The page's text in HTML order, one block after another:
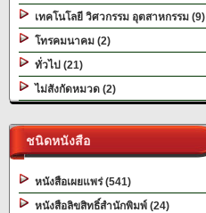
เทคโนโลยี วิศวกรรม อุตสาหกรรม (9)
โทรคมนาคม (2)
ทั่วไป (21)
ไม่สังกัดหมวด (2)
ชนิดหนังสือ
หนังสือเผยแพร่ (541)
หนังสือลิขสิทธิ์สำนักพิมพ์ (24)